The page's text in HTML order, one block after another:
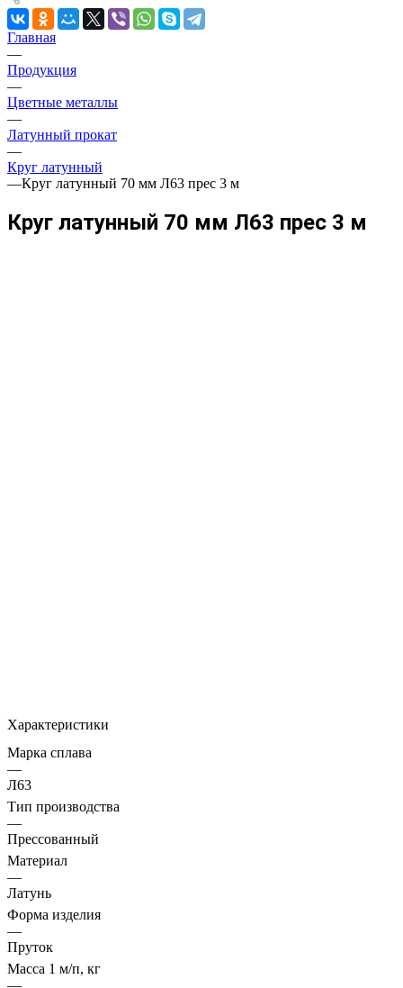
Главная
—
Продукция
—
Цветные металлы
—
Латунный прокат
—
Круг латунный
—Круг латунный 70 мм Л63 прес 3 м
Круг латунный 70 мм Л63 прес 3 м
Характеристики
Марка сплава
—
Л63
Тип производства
—
Прессованный
Материал
—
Латунь
Форма изделия
—
Пруток
Масса 1 м/п, кг
—